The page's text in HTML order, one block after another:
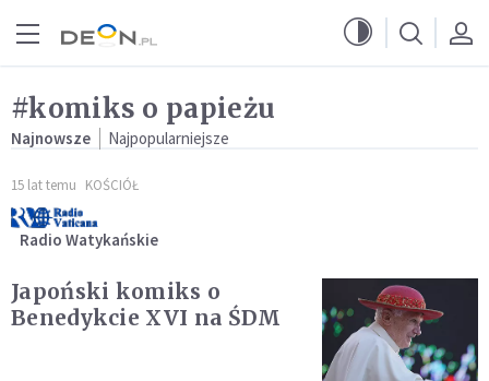
#komiks o papieżu
Najnowsze Najpopularniejsze
15 lat temu KOŚCIÓŁ
Radio Watykańskie
Japoński komiks o
Benedykcie XVI na ŚDM